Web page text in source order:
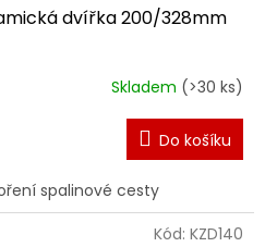
dvířka 200/328mm
Skladem (>30 ks)
Do košíku
spalinové cesty
Kód: KZD140